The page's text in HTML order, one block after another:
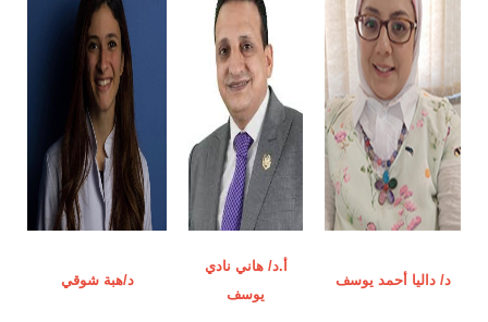
د/ داليا أحمد يوسف
أ.د/ هاني نادي
يوسف
د/هبة شوقي